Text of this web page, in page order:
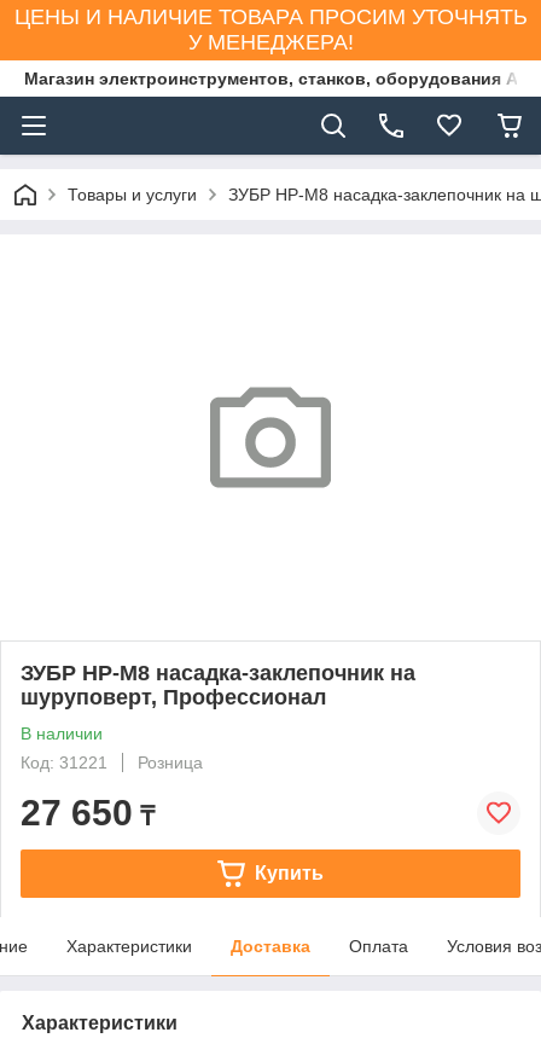
ЦЕНЫ И НАЛИЧИЕ ТОВАРА ПРОСИМ УТОЧНЯТЬ
У МЕНЕДЖЕРА!
Магазин электроинструментов, станков, оборудования
Товары и услуги ЗУБР НР-М8 насадка-заклепочник на
ЗУБР НР-М8 насадка-заклепочник на
шуруповерт, Профессионал
В наличии
Код: 31221
Розница
27 650 ₸
Купить
Характеристики Доставка Оплата Условия
Характеристики